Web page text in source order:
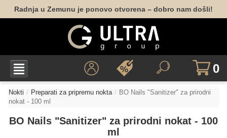
Radnja u Zemunu je ponovo otvorena – dobro nam došli!
0
Nokti Preparati za pripremu nokta
BO Nails "Sanitizer" za prirodni
nokat - 100 ml
BO Nails "Sanitizer" za prirodni nokat - 100
ml